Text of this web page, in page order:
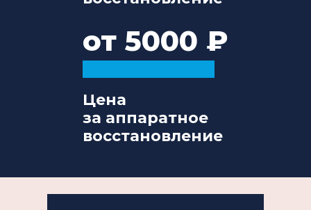
от 5000
Цена
за аппаратное
восстановление